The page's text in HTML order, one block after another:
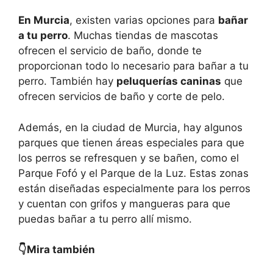
En Murcia, existen varias opciones para bañar
a tu perro. Muchas tiendas de mascotas
ofrecen el servicio de baño, donde te
proporcionan todo lo necesario para bañar a tu
perro. También hay peluquerías caninas que
ofrecen servicios de baño y corte de pelo.
Además, en la ciudad de Murcia, hay algunos
parques que tienen áreas especiales para que
los perros se refresquen y se bañen, como el
Parque Fofó y el Parque de la Luz. Estas zonas
están diseñadas especialmente para los perros
y cuentan con grifos y mangueras para que
puedas bañar a tu perro allí mismo.
👇Mira también